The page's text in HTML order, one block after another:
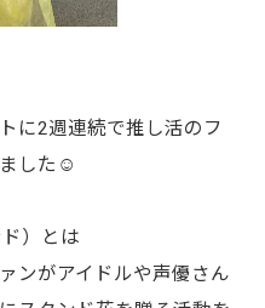
に2週連続で推し活のフ
した☺︎
）とは
ンがアイドルや声優さん